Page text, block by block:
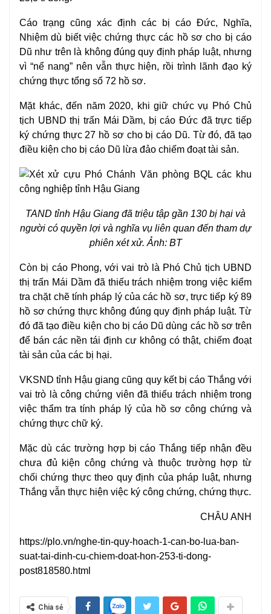
Cáo trạng cũng xác định các bị cáo Đức, Nghĩa,
Nhiệm dù biết việc chứng thực các hồ sơ cho bị cáo
Dũ như trên là không đúng quy định pháp luật, nhưng
vì “nể nang” nên vẫn thực hiện, rồi trình lãnh đạo ký
chứng thực tổng số 72 hồ sơ.
Mặt khác, đến năm 2020, khi giữ chức vụ Phó Chủ
tịch UBND thị trấn Mái Dầm, bị cáo Đức đã trực tiếp
ký chứng thực 27 hồ sơ cho bị cáo Dũ. Từ đó, đã tạo
điều kiện cho bị cáo Dũ lừa đảo chiếm đoạt tài sản.
TAND tỉnh Hậu Giang đã triệu tập gần 130 bị hại và
người có quyền lợi và nghĩa vụ liên quan đến tham dự
phiên xét xử. Ảnh: BT
Còn bị cáo Phong, với vai trò là Phó Chủ tịch UBND
thị trấn Mái Dầm đã thiếu trách nhiệm trong việc kiểm
tra chặt chẽ tính pháp lýcủa các hồ sơ, trực tiếp ký 89
hồ sơ chứng thực không đúng quy định pháp luật. Từ
đó đã tạo điều kiện cho bị cáo Dũ dùng các hồ sơ trên
để bán các nền tái định cư không có thật, chiếm đoạt
tài sản của các bị hại.
VKSND tỉnh Hậu giang cũng quy kết bị cáo Thắng với
vai trò là công chứng viên đã thiếu trách nhiệm trong
việc thẩm tra tính pháp lý của hồ sơ công chứng và
chứng thực chữ ký.
Mặc dù các trường hợp bị cáo Thắng tiếp nhận đều
chưa đủ kiện công chứng và thuộc trường hợp từ
chối chứng thực theo quy định của pháp luật, nhưng
Thắng vẫn thực hiện việc ký công chứng, chứng thực.
CHÂU ANH
https://plo.vn/nghe-tin-quy-hoach-1-can-bo-lua-ban-
suat-tai-dinh-cu-chiem-doat-hon-253-ti-dong-
post818580.html
Chia sẻ